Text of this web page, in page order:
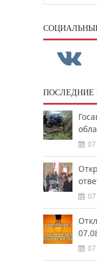
ПОСЛЕДНИЕ
07
07
07